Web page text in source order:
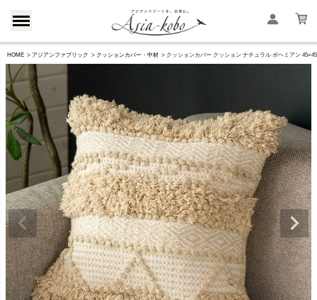
HOME アジアンファブリック クッションカバー・中材 クッションカバー クッション ナチュラル ボヘミアン